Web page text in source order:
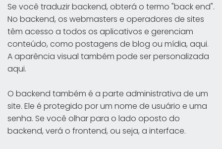
Se você traduzir backend, obterá o termo "back end".
No backend, os webmasters e operadores de sites
têm acesso a todos os aplicativos e gerenciam
conteúdo, como postagens de blog ou mídia, aqui.
A aparência visual também pode ser personalizada
aqui.
O backend também é a parte administrativa de um
site. Ele é protegido por um nome de usuário e uma
senha. Se você olhar para o lado oposto do
backend, verá o frontend, ou seja, a interface.